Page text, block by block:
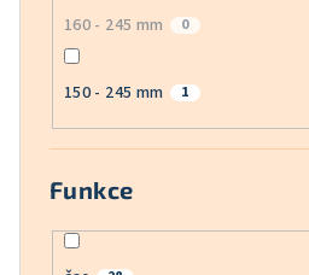
160 - 245 mm 0
150 - 245 mm 1
Funkce